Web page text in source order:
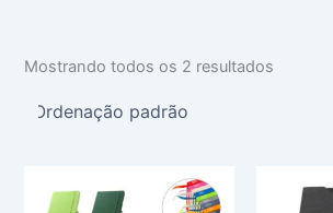
Mostrando todos os 2 resultados